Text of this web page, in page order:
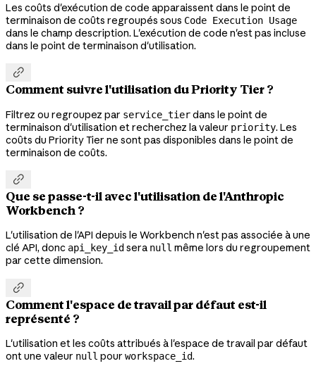
Les coûts d'exécution de code apparaissent dans le point de
terminaison de coûts regroupés sous Code Execution Usage
dans le champ description. L'exécution de code n'est pas incluse
dans le point de terminaison d'utilisation.

Comment suivre l'utilisation du Priority Tier ?
Filtrez ou regroupez par service_tierdans le point de
terminaison d'utilisation et recherchez la valeur priority. Les
coûts du Priority Tier ne sont pas disponibles dans le point de
terminaison de coûts.

Que se passe-t-il avec l'utilisation de l'Anthropic
Workbench ?
L'utilisation de l'API depuis le Workbench n'est pas associée à une
clé API, donc api_key_id sera null même lors du regroupement
par cette dimension.

Comment l'espace de travail par défaut est-il
représenté ?
L'utilisation et les coûts attribués à l'espace de travail par défaut
ont une valeur null pour workspace_id.